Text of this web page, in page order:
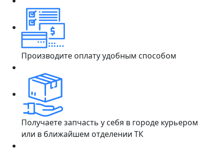
Производите оплату удобным способом
Получаете запчасть у себя в городе курьером
или в ближайшем отделении ТК